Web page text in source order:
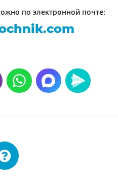
по электронной почте:
Вконтакте
Написать ViberНаписать Whats App
Написать